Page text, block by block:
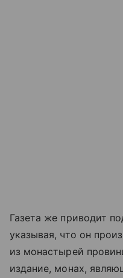
Газета же приводит
указывая, что он
из монастырей
издание, монах,